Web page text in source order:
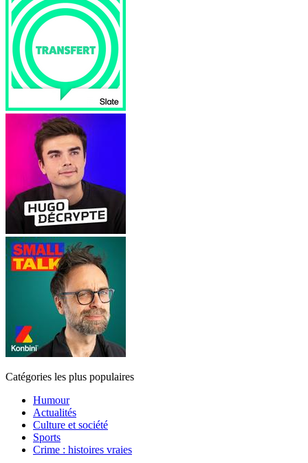
Catégories les plus populaires
Humour
Actualités
Culture et société
Sports
Crime : histoires vraies